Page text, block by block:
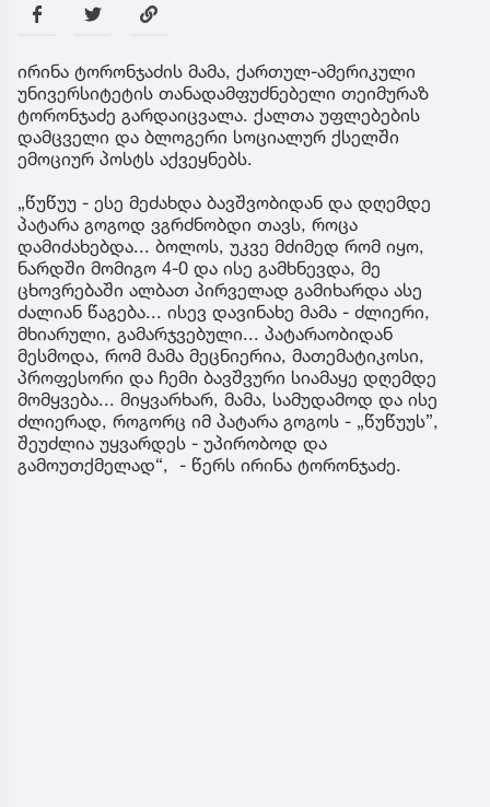
ირინა ტორონჯაძის მამა, ქართულ-ამერიკული
უნივერსიტეტის თანადამფუძნებელი თეიმურაზ
ტორონჯაძე გარდაიცვალა. ქალთა უფლებების
დამცველი და ბლოგერი სოციალურ ქსელში
ემოციურ პოსტს აქვეყნებს.
„წუწუუ - ესე მეძახდა ბავშვობიდან და დღემდე
პატარა გოგოდ ვგრძნობდი თავს, როცა
დამიძახებდა... ბოლოს, უკვე მძიმედ რომ იყო,
ნარდში მომიგო 4-0 და ისე გამხნევდა, მე
ცხოვრებაში ალბათ პირველად გამიხარდა ასე
ძალიან წაგება... ისევ დავინახე მამა - ძლიერი,
მხიარული, გამარჯვებული... პატარაობიდან
მესმოდა, რომ მამა მეცნიერია, მათემატიკოსი,
პროფესორი და ჩემი ბავშვური სიამაყე დღემდე
მომყვება... მიყვარხარ, მამა, სამუდამოდ და ისე
ძლიერად, როგორც იმ პატარა გოგოს - „წუწუუს”,
შეუძლია უყვარდეს - უპირობოდ და
გამოუთქმელად“, - წერს ირინა ტორონჯაძე.